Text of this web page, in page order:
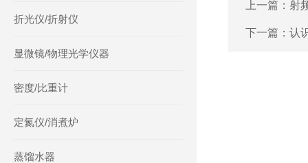
折光仪/折射仪
显微镜/物理光学仪器
密度/比重计
定氮仪/消煮炉
蒸馏水器
上一篇： 射
下一篇： 认